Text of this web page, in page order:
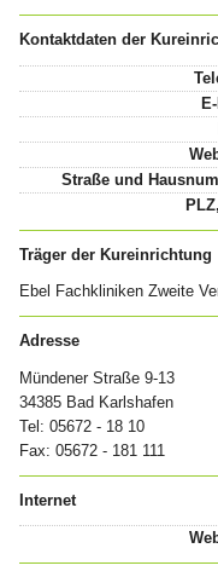
Kontaktdaten der
Straße und
Träger der Kureinrichtung
Ebel Fachkliniken Zweite
Adresse
Mündener Straße 9-13
34385 Bad Karlshafen
Tel: 05672 - 18 10
Fax: 05672 - 181 111
Internet